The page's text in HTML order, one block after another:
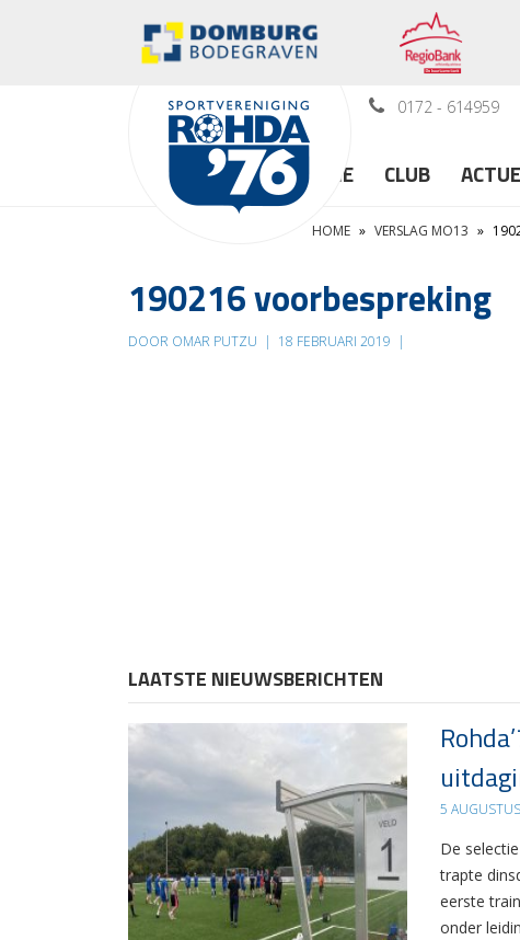
0172 - 614959
HOME CLUB
HOME » VERSLAG MO13 »
190216 voorbespreking
DOOR OMAR PUTZU | 18 FEBRUARI 2019 |
LAATSTE NIEUWSBERICHTEN
5
De
trapte
eerste
onder